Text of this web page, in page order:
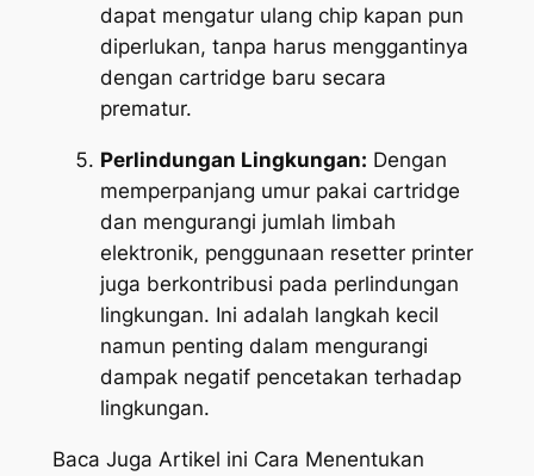
dapat mengatur ulang chip kapan pun
diperlukan, tanpa harus menggantinya
dengan cartridge baru secara
prematur.
Perlindungan Lingkungan: Dengan
memperpanjang umur pakai cartridge
dan mengurangi jumlah limbah
elektronik, penggunaan resetter printer
juga berkontribusi pada perlindungan
lingkungan. Ini adalah langkah kecil
namun penting dalam mengurangi
dampak negatif pencetakan terhadap
lingkungan.
Baca Juga Artikel ini Cara Menentukan